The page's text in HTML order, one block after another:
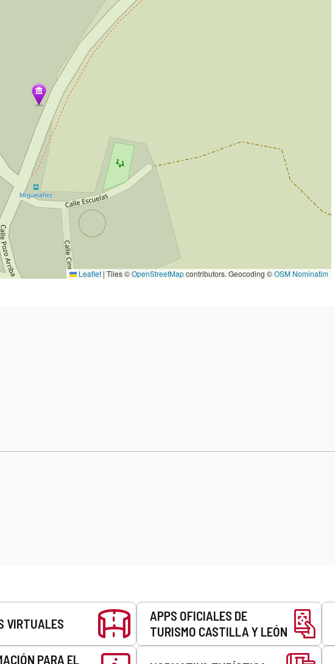
Leaflet | Tiles ©OpenStreetMapcontributors. Geocoding ©OSM Nominatim
VIRTUALES
APPS OFICIALES DE
TURISMO CASTILLA Y LEÓN
PARA EL